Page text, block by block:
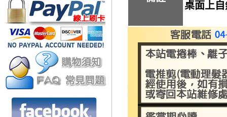
桌面上